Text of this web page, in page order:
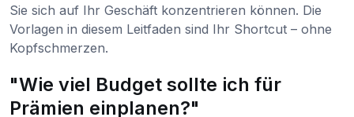
Sie sich auf Ihr Geschäft konzentrieren können. Die
Vorlagen in diesem Leitfaden sind Ihr Shortcut – ohne
Kopfschmerzen.
"Wie viel Budget sollte ich für
Prämien einplanen?"